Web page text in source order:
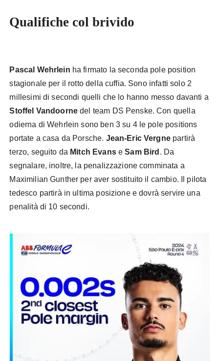
Qualifiche col brivido
Pascal Wehrlein ha firmato la seconda pole position
stagionale per il rotto della cuffia. Sono infatti solo 2
millesimi di secondi quelli che lo hanno messo davanti a
Stoffel Vandoorne del team DS Penske. Con quella
odierna di Wehrlein sono ben 3 su 4 le pole positions
portate a casa da Porsche. Jean-Eric Vergne partirà
terzo, seguito da Mitch EvanseSam Bird . Da
segnalare, inoltre, la penalizzazione comminata a
Maximilian Gunther per aver sostituito il cambio. Il pilota
tedesco partirà in ultima posizione e dovrà servire una
penalità di 10 secondi.